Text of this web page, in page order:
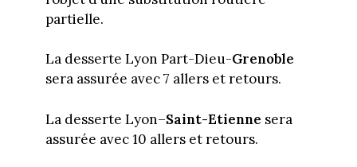
partielle.
La desserte Lyon Part-Dieu-Grenoble
sera assurée avec 7 allers et retours.
La desserte Lyon–Saint-Etienne sera
assurée avec 10 allers et retours.